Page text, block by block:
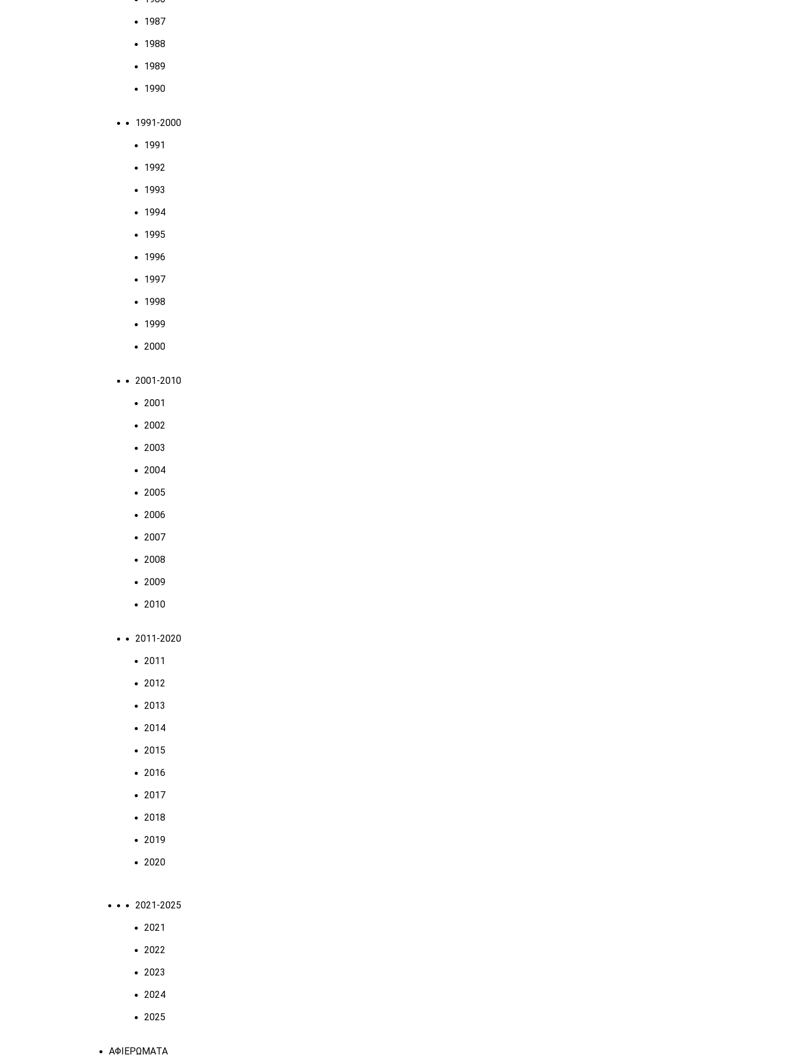
1987
1988
1989
1990
1991-2000
1991
1992
1993
1994
1995
1996
1997
1998
1999
2000
2001-2010
2001
2002
2003
2004
2005
2006
2007
2008
2009
2010
2011-2020
2011
2012
2013
2014
2015
2016
2017
2018
2019
2020
2021-2025
2021
2022
2023
2024
2025
ΑΦΙΕΡΩΜΑΤΑ